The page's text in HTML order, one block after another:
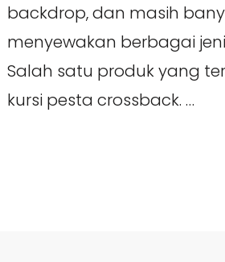
backdrop, dan masih
menyewakan berbagai
Salah satu produk yang
kursi pesta crossback. …